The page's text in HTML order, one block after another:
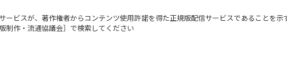
ビスが、著作権者からコンテンツ使用許諾を得た正規版配信サービスであることを示
制作・流通協議会］で検索してください